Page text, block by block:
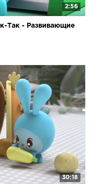
2:56
Так - Развивающие
30:18